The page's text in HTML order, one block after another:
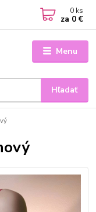
Menu
Hľadať
0 ks
za 0 €